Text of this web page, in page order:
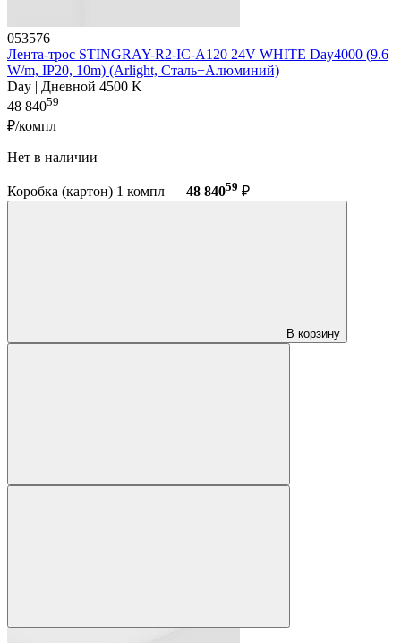
053576
Лента-трос STINGRAY-R2-IC-A120 24V WHITE Day4000 (9.6
W/m, IP20, 10m) (Arlight, Сталь+Алюминий)
Day | Дневной 4500 K
48 84059
₽/компл
Нет в наличии
Коробка (картон) 1 компл — 48 84059 ₽
В корзину